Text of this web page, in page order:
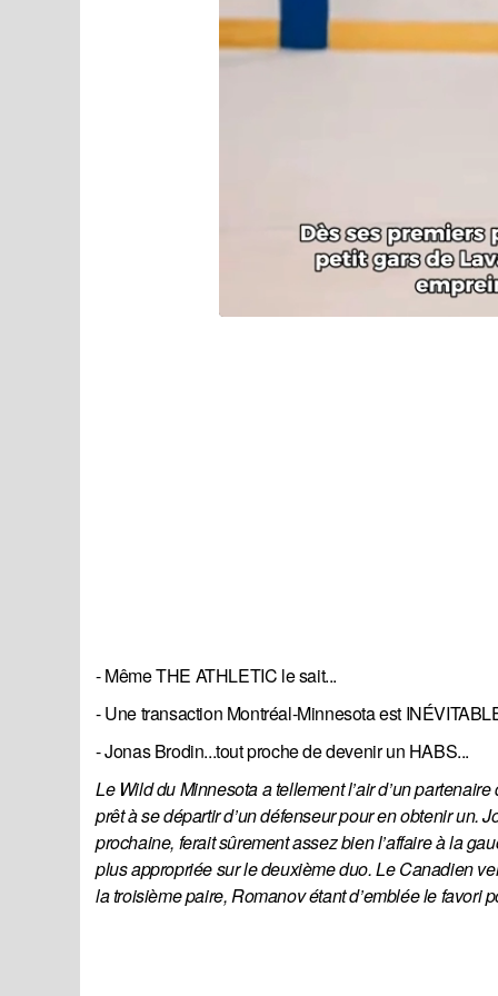
- Même THE ATHLETIC le sait...
- Une transaction Montréal-Minnesota est
- Jonas Brodin...tout proche de devenir un HABS...
Le Wild du Minnesota a tellement l’air d’un
prêt à se départir d’un défenseur pour en obtenir
prochaine, ferait sûrement assez bien l’affaire à la
plus appropriée sur le deuxième duo. Le Canadien
la troisième paire, Romanov étant d’emblée le favori